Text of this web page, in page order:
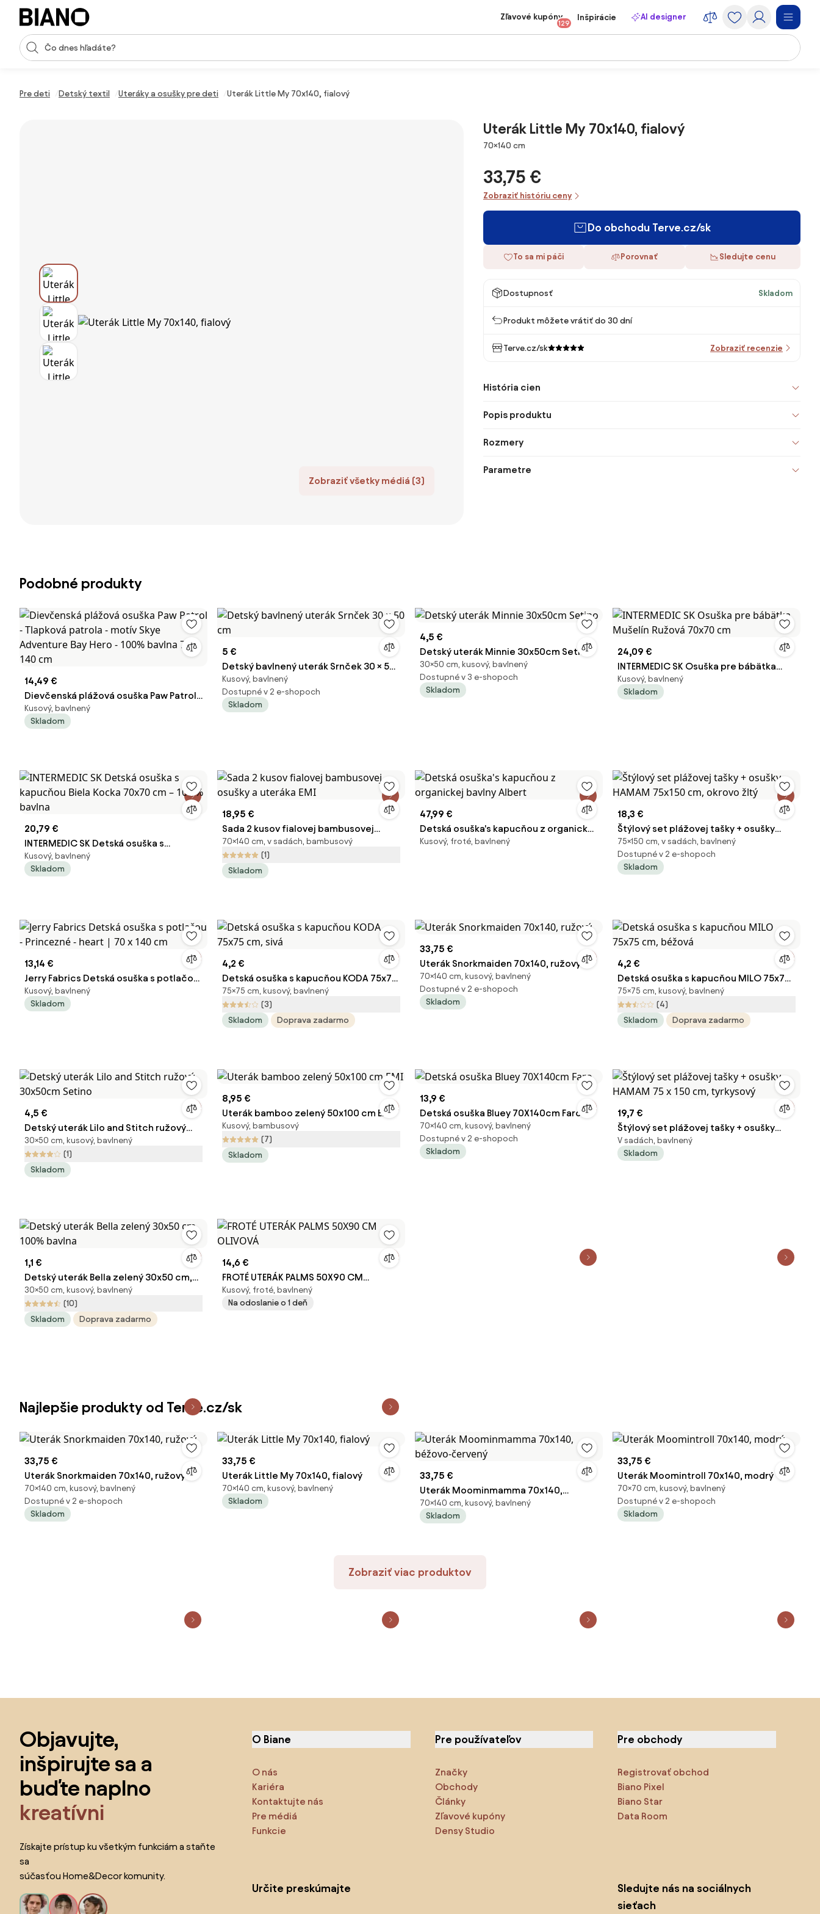
Preskočiť navigáciu, prejsť na obsah
Vstup pre vyhľadávanie
Zľavové kupóny
129
Inšpirácie AI designer
Pre deti Detský textil Uteráky a osušky pre deti Uterák Little My 70x140, fialový
Zobraziť všetky médiá (3)
Uterák Little My 70x140, fialový
Rozmery
70×140 cm
33,75 €
Zobraziť históriu ceny
Do obchodu Terve.cz/sk
To sa mi páči Porovnať Sledujte cenu
Dostupnosť Skladom
Produkt môžete vrátiť do 30 dní
Terve.cz/sk Zobraziť recenzie
História cien
Popis produktu
Rozmery
Parametre
Podobné produkty
14,49 €
Dievčenská plážová osuška Paw Patrol -
Tlapková patrola - motív Skye
Adventure Bay Hero - 100% bavlna 70 x
Kusový, bavlnený
Skladom
5 €
Detský bavlnený uterák Srnček 30 × 50
cm
Kusový, bavlnený
Dostupné v 2 e-shopoch
Skladom
4,5 €
Detský uterák Minnie 30x50cm Setino
30×50 cm, kusový, bavlnený
Dostupné v 3 e-shopoch
Skladom
24,09 €
INTERMEDIC SK Osuška pre bábätka
Mušelín Ružová 70x70 cm
Kusový, bavlnený
Skladom
20,79 €
INTERMEDIC SK Detská osuška s
kapucňou Biela Kocka 70x70 cm – 100
% bavlna
Kusový, bavlnený
Skladom
18,95 €
Sada 2 kusov fialovej bambusovej
osušky a uteráka EMI
70×140 cm, v sadách, bambusový
(1)
Skladom
47,99 €
Detská osuška's kapucňou z organickej
bavlny Albert
Kusový, froté, bavlnený
18,3 €
Štýlový set plážovej tašky + osušky
HAMAM 75x150 cm, okrovo žltý
75×150 cm, v sadách, bavlnený
Dostupné v 2 e-shopoch
Skladom
13,14 €
Jerry Fabrics Detská osuška s potlačou
- Princezné - heart | 70 x 140 cm
Kusový, bavlnený
Skladom
4,2 €
Detská osuška s kapucňou KODA 75x75
cm, sivá
75×75 cm, kusový, bavlnený
(3)
Skladom
Doprava zadarmo
33,75 €
Uterák Snorkmaiden 70x140, ružový
70×140 cm, kusový, bavlnený
Dostupné v 2 e-shopoch
Skladom
4,2 €
Detská osuška s kapucňou MILO 75x75
cm, béžová
75×75 cm, kusový, bavlnený
(4)
Skladom
Doprava zadarmo
4,5 €
Detský uterák Lilo and Stitch ružový
30x50cm Setino
30×50 cm, kusový, bavlnený
(1)
Skladom
8,95 €
Uterák bamboo zelený 50x100 cm EMI
Kusový, bambusový
(7)
Skladom
13,9 €
Detská osuška Bluey 70X140cm Faro
70×140 cm, kusový, bavlnený
Dostupné v 2 e-shopoch
Skladom
19,7 €
Štýlový set plážovej tašky + osušky
HAMAM 75 x 150 cm, tyrkysový
V sadách, bavlnený
Skladom
1,1 €
Detský uterák Bella zelený 30x50 cm,
100% bavlna
30×50 cm, kusový, bavlnený
(10)
Skladom
Doprava zadarmo
14,6 €
FROTÉ UTERÁK PALMS 50X90 CM
OLIVOVÁ
Kusový, froté, bavlnený
Na odoslanie o 1 deň
Najlepšie produkty od Terve.cz/sk
33,75 €
Uterák Snorkmaiden 70x140, ružový
70×140 cm, kusový, bavlnený
Dostupné v 2 e-shopoch
Skladom
33,75 €
Uterák Little My 70x140, fialový
70×140 cm, kusový, bavlnený
Skladom
33,75 €
Uterák Moominmamma 70x140,
béžovo-červený
70×140 cm, kusový, bavlnený
Skladom
33,75 €
Uterák Moomintroll 70x140, modrý
70×70 cm, kusový, bavlnený
Dostupné v 2 e-shopoch
Skladom
Zobraziť viac produktov
Objavujte,
inšpirujte sa a
buďte naplno
kreatívni
Získajte prístup ku všetkým funkciám a staňte
sa
súčasťou Home&Decor komunity.
O Biane
O nás
Kariéra
Kontaktujte nás
Pre médiá
Funkcie
Pre používateľov
Značky
Obchody
Články
Zľavové kupóny
Densy Studio
Pre obchody
Registrovať obchod
Biano Pixel
Biano Star
Data Room
Určite preskúmajte
Sledujte nás na sociálnych
sieťach